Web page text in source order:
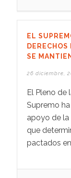
EL
SE
26 diciembre,
El Pleno de
Supremo
apoyo de la
que
pactados